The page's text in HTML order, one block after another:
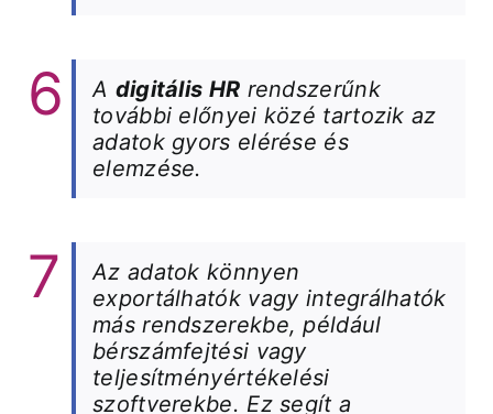
A digitális HR rendszerűnk
további előnyei közé tartozik az
adatok gyors elérése és
elemzése.
Az adatok könnyen
exportálhatók vagy integrálhatók
más rendszerekbe, például
bérszámfejtési vagy
teljesítményértékelési
szoftverekbe. Ez segít a